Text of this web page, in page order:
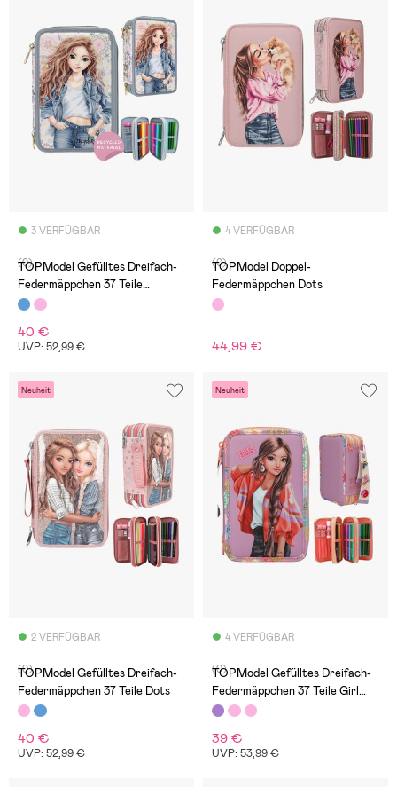
3 VERFÜGBAR
(0)
TOPModel Gefülltes Dreifach-
Federmäppchen 37 Teile
Festival Fun
40 €
UVP: 52,99 €
4 VERFÜGBAR
(0)
TOPModel Doppel-
Federmäppchen Dots
44,99 €
Neuheit
2 VERFÜGBAR
(0)
TOPModel Gefülltes Dreifach-
Federmäppchen 37 Teile Dots
40 €
UVP: 52,99 €
Neuheit
4 VERFÜGBAR
(0)
TOPModel Gefülltes Dreifach-
Federmäppchen 37 Teile Girl
Power, Lila
39 €
UVP: 53,99 €